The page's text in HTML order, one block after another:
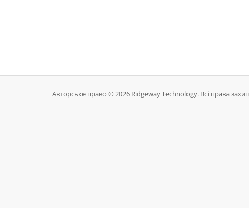
Авторське право © 2026 Ridgeway Technology. Всі права